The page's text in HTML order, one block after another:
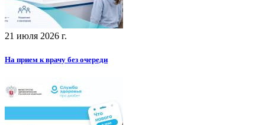
21 июля 2026 г.
На прием к врачу без очереди